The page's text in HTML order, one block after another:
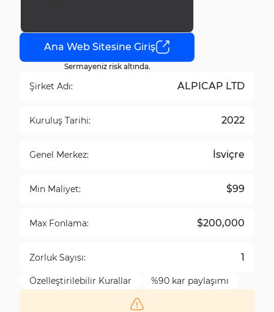
Ana Web Sitesine Giriş
Sermayeniz risk altında.
Şirket Adı: ALPICAP LTD
Kuruluş Tarihi: 2022
Genel Merkez: İsviçre
Min Maliyet: $99
Max Fonlama: $200,000
Zorluk Sayısı: 1
Özelleştirilebilir Kurallar %90 kar paylaşımı